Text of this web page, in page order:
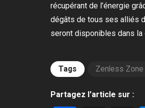
récupérant de l’énergie
dégâts de tous ses alliés
seront disponibles dans la
Tags Zenless
Partagez l'article sur :